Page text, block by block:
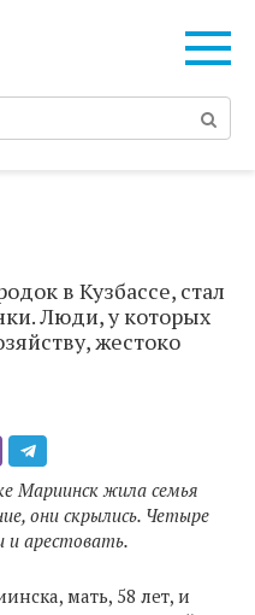
в Кузбассе, стал
Люди, у которых
жестоко
Мариинск жила семья
они скрылись. Четыре
и арестовать.
мать, 58 лет, и